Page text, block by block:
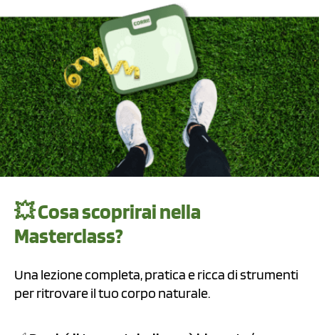
💥 Cosa scoprirai nella
Masterclass?
Una lezione completa, pratica e ricca di strumenti
per ritrovare il tuo corpo naturale.